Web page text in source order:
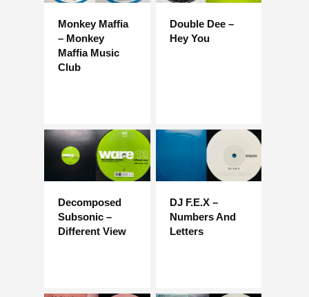
Monkey Maffia
– Monkey
Maffia Music
Club
Double Dee –
Hey You
Decomposed
Subsonic –
Different View
DJ F.E.X –
Numbers And
Letters